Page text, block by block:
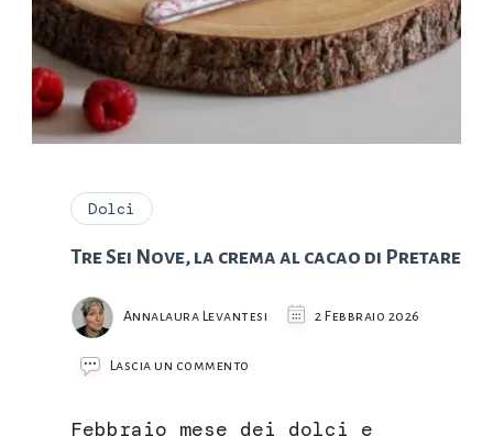
Dolci
Tre Sei Nove, la crema al cacao di Pretare
Annalaura Levantesi 2 Febbraio 2026
Lascia un commento
Febbraio mese dei dolci e